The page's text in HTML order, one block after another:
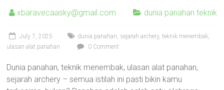
xbaravecaasky@gmail.com dunia panahan teknik
July 7, 2025 dunia panahan, sejarah archery,teknik menembak,
ulasan alat panahan
0 Comment
Dunia panahan, teknik menembak, ulasan alat panahan,
sejarah archery – semua istilah ini pasti bikin kamu